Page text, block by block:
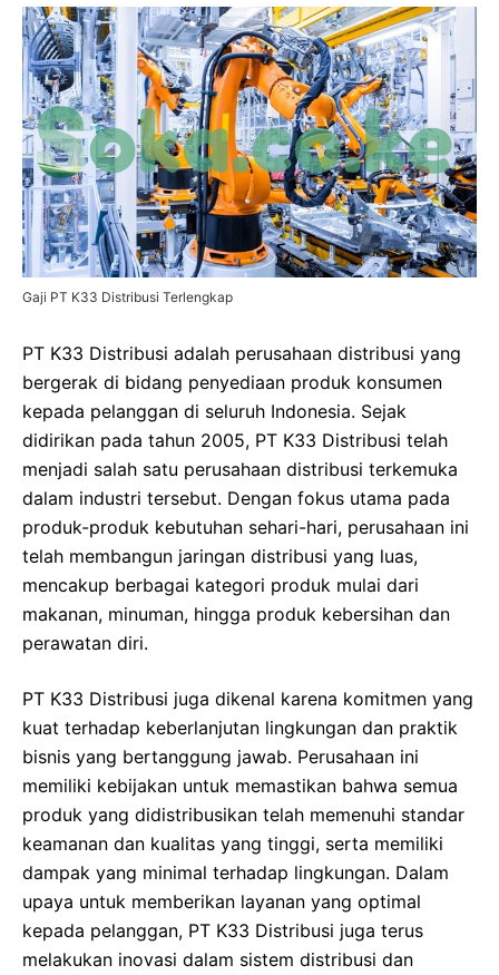
Gaji PT K33 Distribusi Terlengkap
PT K33 Distribusi adalah perusahaan distribusi yang
bergerak di bidang penyediaan produk konsumen
kepada pelanggan di seluruh Indonesia. Sejak
didirikan pada tahun 2005, PT K33 Distribusi telah
menjadi salah satu perusahaan distribusi terkemuka
dalam industri tersebut. Dengan fokus utama pada
produk-produk kebutuhan sehari-hari, perusahaan ini
telah membangun jaringan distribusi yang luas,
mencakup berbagai kategori produk mulai dari
makanan, minuman, hingga produk kebersihan dan
perawatan diri.
PT K33 Distribusi juga dikenal karena komitmen yang
kuat terhadap keberlanjutan lingkungan dan praktik
bisnis yang bertanggung jawab. Perusahaan ini
memiliki kebijakan untuk memastikan bahwa semua
produk yang didistribusikan telah memenuhi standar
keamanan dan kualitas yang tinggi, serta memiliki
dampak yang minimal terhadap lingkungan. Dalam
upaya untuk memberikan layanan yang optimal
kepada pelanggan, PT K33 Distribusi juga terus
melakukan inovasi dalam sistem distribusi dan